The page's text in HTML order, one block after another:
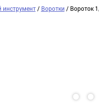
инструмент/ Воротки / Вороток